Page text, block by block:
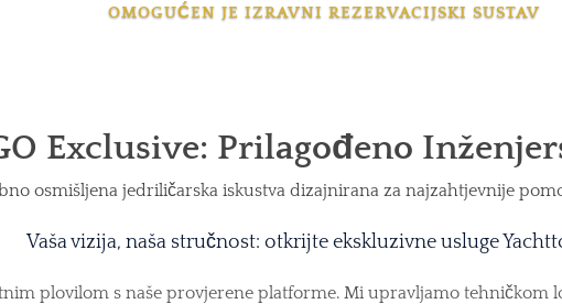
OMOGUĆEN JE IZRAVNI REZERVACIJSKI SUSTAV
Exclusive: Prilagođeno
osmišljena jedriličarska iskustva dizajnirana za najzahtjevnije
Vaša vizija, naša stručnost: otkrijte ekskluzivne usluge
plovilom s naše provjerene platforme. Mi upravljamo tehničkom